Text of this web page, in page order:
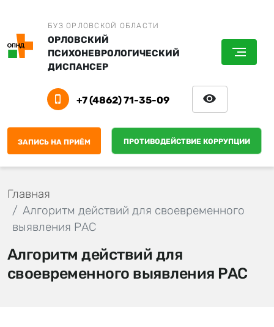
БУЗ ОРЛОВСКОЙ ОБЛАСТИ
ОРЛОВСКИЙ
ПСИХОНЕВРОЛОГИЧЕСКИЙ
ДИСПАНСЕР
+7 (4862) 71-35-09
ЗАПИСЬ НА ПРИЁМ ПРОТИВОДЕЙСТВИЕ КОРРУПЦИИ
Главная
Алгоритм действий для своевременного
выявления РАС
Алгоритм действий для
своевременного выявления РАС